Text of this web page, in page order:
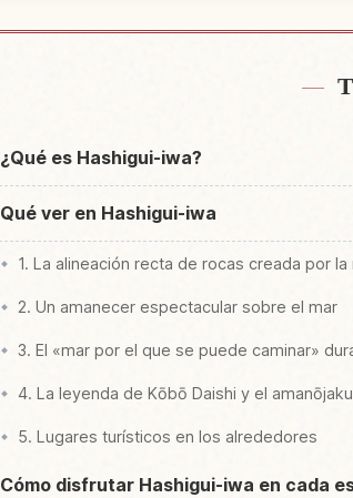
¿Qué es Hashigui-iwa?
Qué ver en Hashigui-iwa
1. La alineación recta de rocas creada por la
2. Un amanecer espectacular sobre el mar
3. El «mar por el que se puede caminar»
4. La leyenda de Kōbō Daishi y el amanōjaku
5. Lugares turísticos en los alrededores
Cómo disfrutar Hashigui-iwa en cada